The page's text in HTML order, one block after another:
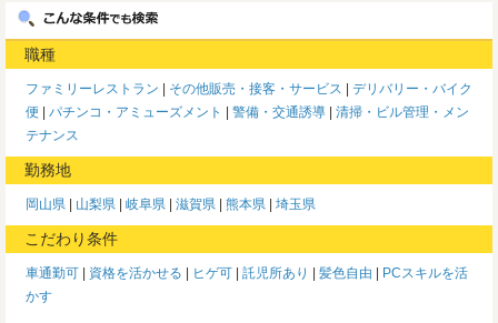
職種
ファミリーレストラン その他販売・接客・サービス
デリバリー・バイク
便
パチンコ・アミューズメント 警備・交通誘導
清掃・ビル管理・メン
テナンス
勤務地
岡山県 山梨県 岐阜県 滋賀県 熊本県 埼玉県
こだわり条件
車通勤可 資格を活かせる ヒゲ可 託児所あり 髪色自由
PCスキルを活
かす